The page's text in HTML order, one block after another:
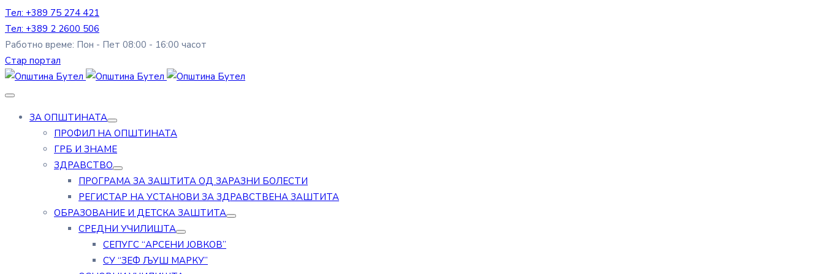
Тел: +389 75 274 421
Тел: +389 2 2600 506
Работно време: Пон - Пет 08:00 - 16:00 часот
Стар портал
ЗА ОПШТИНАТА
ПРОФИЛ НА ОПШТИНАТА
ГРБ И ЗНАМЕ
ЗДРАВСТВО
ПРОГРАМА ЗА ЗАШТИТА ОД ЗАРАЗНИ БОЛЕСТИ
РЕГИСТАР НА УСТАНОВИ ЗА ЗДРАВСТВЕНА ЗАШТИТА
ОБРАЗОВАНИЕ И ДЕТСКА ЗАШТИТА
СРЕДНИ УЧИЛИШТА
СЕПУГС “АРСЕНИ ЈОВКОВ”
СУ “ЗЕФ ЉУШ МАРКУ”